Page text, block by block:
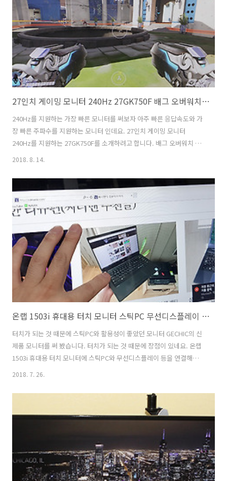
다. VA패널을 사용해서 명암비도 좋아서 웹서핑이나 포토샵 작업하..
27인치 게이밍 모니터 240Hz 27GK750F 배그 오버워치 사용기
240Hz를 지원하는 가장 빠른 모니터를 써보자 아주 빠른 응답속도와 가
장 빠른 주파수를 지원하는 모니터 인데요. 27인치 게이밍 모니터
240Hz를 지원하는 27GK750F를 소개하려고 합니다. 배그 오버워치 게
임을 해보면서 느낌을 전해보려고 합니다. 27인치 게이밍 모니터 그리고
라는 것을 알 수 있는데요. 동영상을 보거나 웹서핑 하기 위해서는 사실
240Hz가 필요하진 않기 때문이죠. 특히 이 제품은 오버워치처럼 높은 주
파수를 지원하는 게임에서 특히 좋은 성능을 낼 수 있습니다. 요즘은
60Hz 모니터를 보고 게이밍 모니터라고 하진 않습니다. 144Hz를 지원
하는 모니터가 있기 때문이죠. 이 모니터는 그보다 더 빠른 응답속도를
낼..
2018. 8. 14.
온랩 1503i 휴대용 터치 모니터 스틱PC 무선디스플레이 활용기
터치가 되는 것 때문에 스틱PC와 활용성이 좋았던 모니터 GECHIC의 신
제품 모니터를 써 봤습니다. 터치가 되는 것 때문에 장점이 있네요. 온랩
1503i 휴대용 터치 모니터에 스틱PC와 무선디스플레이 등을 연결해서
다. 다만 이 방식을 이용해서 작은 PC를 뒤에 연결해서 단독으로 사용하
는 것이 가능 합니다. 터치까지 가능하니 좁은 공간에 놓고 활용하기 좋
습니다. 실제 이 제품을 써 보면서 장점되는 부분과 단점 부분을 이야기
해보려고 합니다. 터치가 되므로 윈도우10 계열을 사용하면 무척 편리합
니다. 참고로 멀티 터치도 가능 합니다. 온랩 1503i 휴대용 터..
2018. 7. 26.